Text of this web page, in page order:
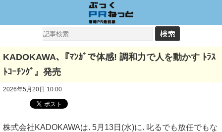
KADOKAWA､『ﾏﾝｶﾞで体感! 調和力で人を動かす ﾄﾗｽ
ﾄｺｰﾁﾝｸﾞ』発売
2026年5月20日 10:00
株式会社KADOKAWAは､5月13日(水)に､叱るでも放任でもな